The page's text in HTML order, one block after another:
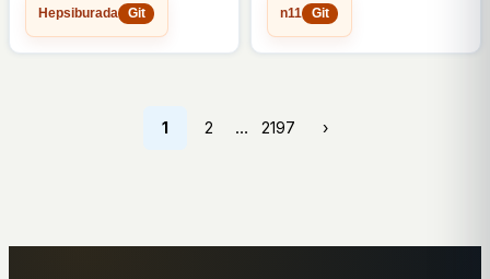
Hepsiburada
Git
n11
Git
1 2 … 2197 ›